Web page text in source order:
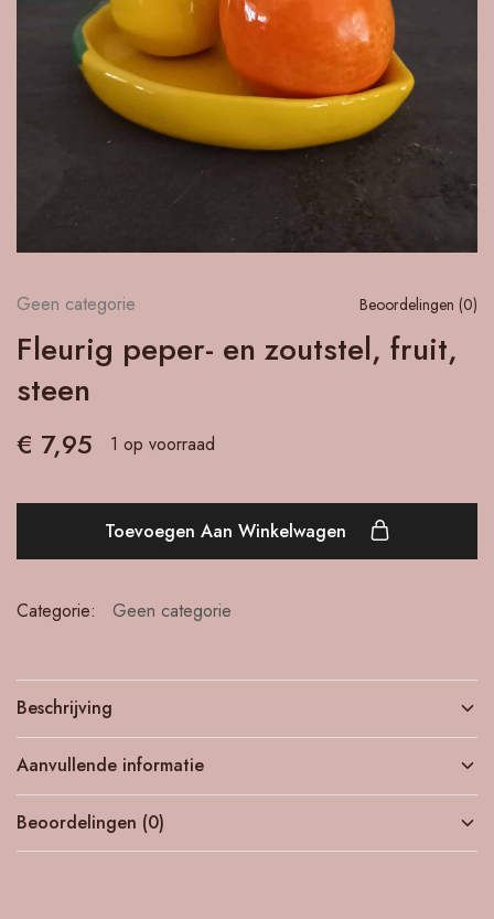
Geen categorie Beoordelingen (0)
Fleurig peper- en zoutstel, fruit,
steen
€ 7,95 1 op voorraad
Toevoegen Aan Winkelwagen
Categorie: Geen categorie
Beschrijving
Aanvullende informatie
Beoordelingen (0)